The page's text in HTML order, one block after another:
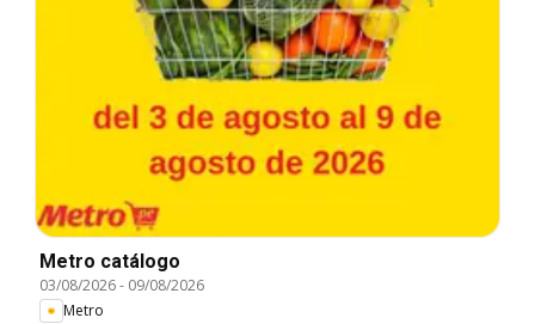
Metro catálogo
03/08/2026- 09/08/2026
Metro